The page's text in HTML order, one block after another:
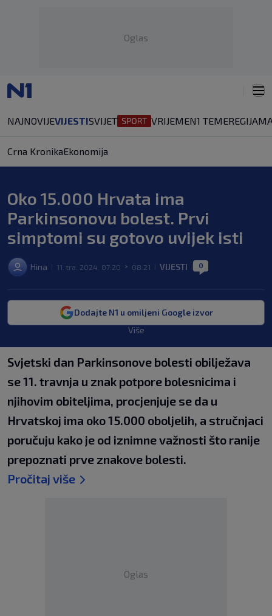
Oglas
NAJNOVIJEVIJESTISVIJET VRIJEMEN1 TEMEREGIJA
Crna KronikaEkonomija
Oko 15.000 Hrvata ima
Parkinsonovu bolest. Prvi
simptomi su gotovo uvijek isti
Hina 11. tra. 2024. 07:20 > 08:21 VIJESTI 0
Dodajte N1 u omiljeni Google izvor
Više
Svjetski dan Parkinsonove bolesti obilježava
se 11. travnja u znak potpore bolesnicima i
njihovim obiteljima, procjenjuje se da u
Hrvatskoj ima oko 15.000 oboljelih, a stručnjaci
poručuju kako je od iznimne važnosti što ranije
prepoznati prve znakove bolesti.
Pročitaj više
Oglas